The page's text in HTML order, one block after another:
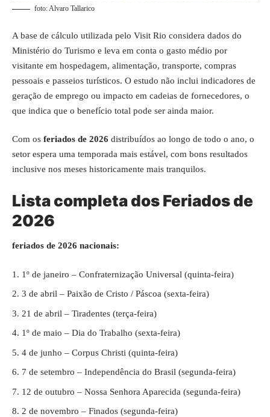
foto: Alvaro Tallarico
A base de cálculo utilizada pelo Visit Rio considera dados do
Ministério do Turismo e leva em conta o gasto médio por
visitante em hospedagem, alimentação, transporte, compras
pessoais e passeios turísticos. O estudo não inclui indicadores de
geração de emprego ou impacto em cadeias de fornecedores, o
que indica que o benefício total pode ser ainda maior.
Com os feriados de 2026 distribuídos ao longo de todo o ano, o
setor espera uma temporada mais estável, com bons resultados
inclusive nos meses historicamente mais tranquilos.
Lista completa dos Feriados de
2026
feriados de 2026 nacionais:
1º de janeiro – Confraternização Universal (quinta-feira)
3 de abril – Paixão de Cristo / Páscoa (sexta-feira)
21 de abril – Tiradentes (terça-feira)
1º de maio – Dia do Trabalho (sexta-feira)
4 de junho – Corpus Christi (quinta-feira)
7 de setembro – Independência do Brasil (segunda-feira)
12 de outubro – Nossa Senhora Aparecida (segunda-feira)
2 de novembro – Finados (segunda-feira)